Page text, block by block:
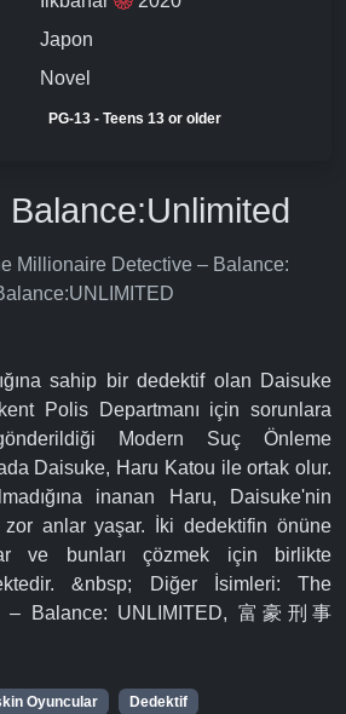
Japon
Novel
PG-13 - Teens 13 or older
Balance:Unlimited
Millionaire Detective – Balance:
sahip bir dedektif olan Daisuke
Polis Departmanı için sorunlara
Modern Suç Önleme
Daisuke, Haru Katou ile ortak olur.
inanan Haru, Daisuke'nin
zor anlar yaşar. İki dedektifin önüne
ve bunları çözmek için birlikte
&nbsp; Diğer İsimleri: The
– Balance: UNLIMITED, 富豪刑事
Oyuncular Dedektif